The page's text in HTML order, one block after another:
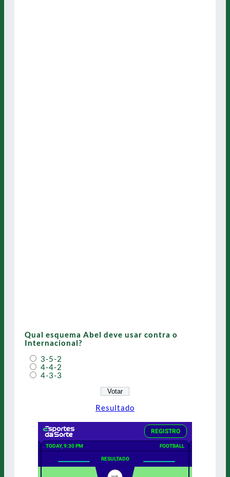
Qual esquema Abel deve usar contra o
Internacional?
3-5-2
4-4-2
4-3-3
Resultado